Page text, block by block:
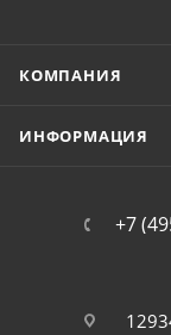
КОМПАНИЯ
ИНФОРМАЦИЯ
+7